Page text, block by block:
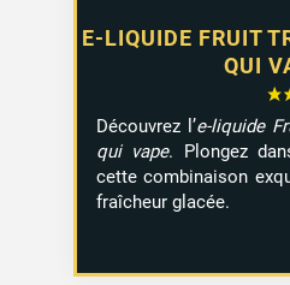
E-LIQUIDE FRUIT
QUI
Découvrez l’e-liquide
qui vape. Plongez
cette combinaison
fraîcheur glacée.